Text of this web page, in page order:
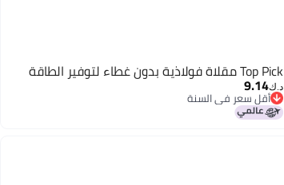
Top Pick مقلاة فولاذية بدون غطاء لتوفير الطاقة
د.ك‏9.14
أقل سعر في السنة
أقل سعر في السنة